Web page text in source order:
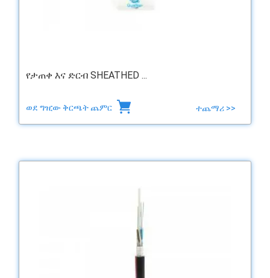
የታጠቀ እና ድርብ SHEATHED ...
ወደ ግዢው ቅርጫት ጨምር ተጨማሪ >>